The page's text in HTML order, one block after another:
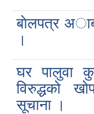
बाेलपत्र
।
घर पालुवा
विरुद्धको
सूचाना ।